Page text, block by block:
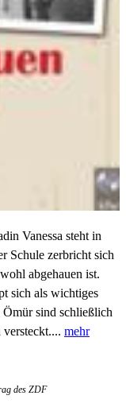
Vanessa steht in
Schule zerbricht sich
abgehauen ist.
sich als wichtiges
sind schließlich
versteckt.... mehr
des ZDF